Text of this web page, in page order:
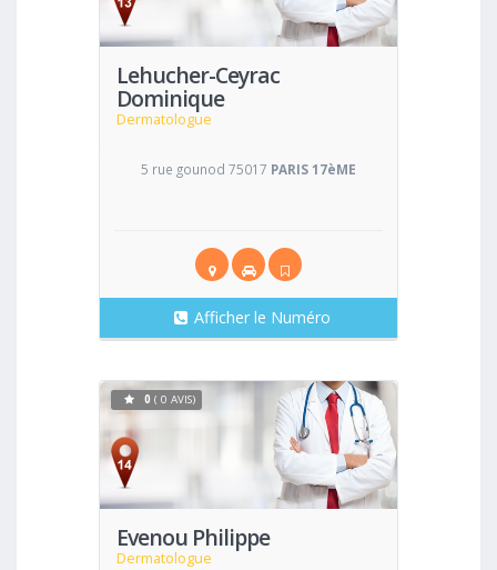
Lehucher-Ceyrac
Dominique
Dermatologue
5 rue gounod 75017 PARIS 17èME
Afficher le Numéro
Evenou Philippe
Dermatologue
Voir
0 ( 0 AVIS)